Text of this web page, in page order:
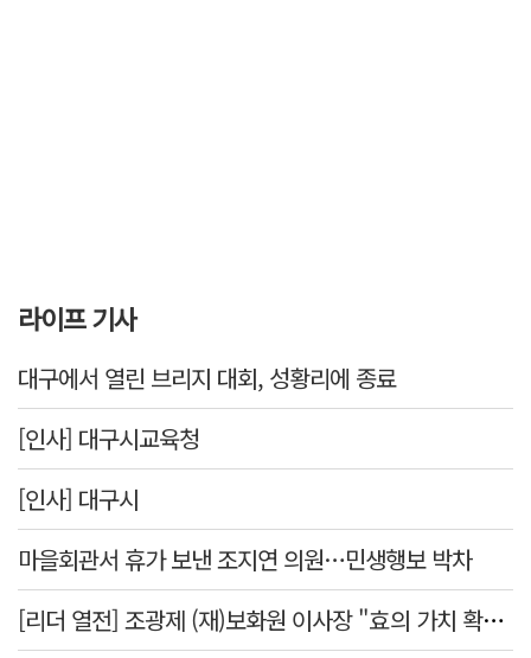
라이프 기사
대구에서 열린 브리지 대회, 성황리에 종료
[인사] 대구시교육청
[인사] 대구시
마을회관서 휴가 보낸 조지연 의원…민생행보 박차
[리더 열전] 조광제 (재)보화원 이사장 "효의 가치 확산 위해 젊은층 참여 이끌어낼 것"